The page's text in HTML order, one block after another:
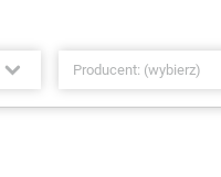
Producent: (wybierz)